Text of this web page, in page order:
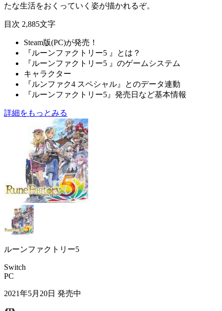
たな生活をおくっていく姿が描かれるぞ。
目次 2,885文字
Steam版(PC)が発売！
『ルーンファクトリー5 』とは？
『ルーンファクトリー5 』のゲームシステム
キャラクター
『ルンファク4 スペシャル』とのデータ連動
『ルーンファクトリー5』発売日など基本情報
詳細をもっとみる
ルーンファクトリー5
Switch
PC
2021年5月20日 発売中